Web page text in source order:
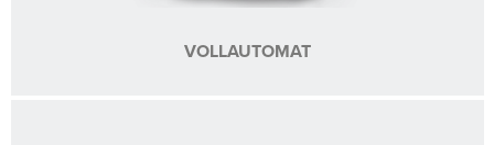
VOLLAUTOMAT